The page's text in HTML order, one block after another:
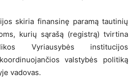
skiria finansinę paramą tautinių
kurių sąrašą (registrą) tvirtina
Vyriausybės institucijos
valstybės politiką
vadovas.